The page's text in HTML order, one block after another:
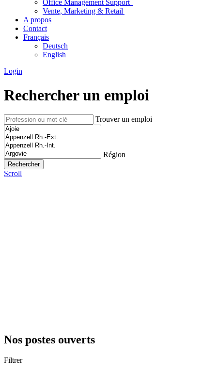
Office Management Support
Vente, Marketing & Retail
A propos
Contact
Français
Deutsch
English
Login
Rechercher un emploi
Trouver un emploi
Région
Scroll
Nos postes ouverts
Filtrer